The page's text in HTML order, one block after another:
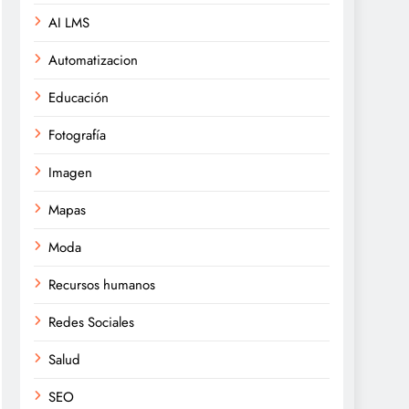
AI LMS
Automatizacion
Educación
Fotografía
Imagen
Mapas
Moda
Recursos humanos
Redes Sociales
Salud
SEO